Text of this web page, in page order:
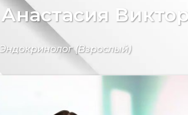
Эндокринолог(Взрослый)